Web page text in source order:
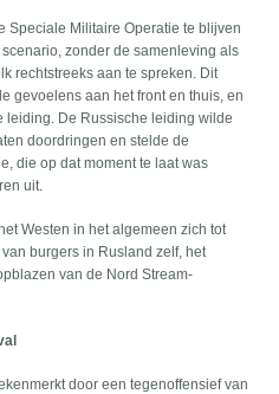
Speciale Militaire Operatie te blijven
zonder de samenleving als
rechtstreeks aan te spreken. Dit
gevoelens aan het front en thuis, en
De Russische leiding wilde
doordringen en stelde de
die op dat moment te laat was
uit.
Westen in het algemeen zich tot
burgers in Rusland zelf, het
van de Nord Stream-
door een tegenoffensief van